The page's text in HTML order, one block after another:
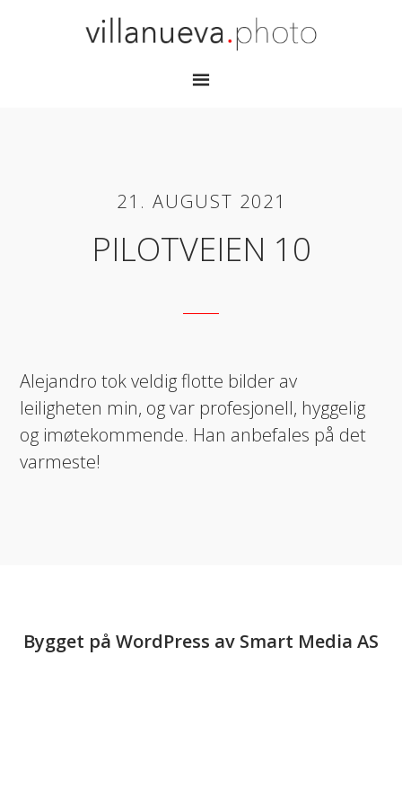
21. AUGUST 2021
PILOTVEIEN 10
Alejandro tok veldig flotte bilder av
leiligheten min, og var profesjonell, hyggelig
og imøtekommende. Han anbefales på det
varmeste!
Bygget på WordPress av Smart Media AS